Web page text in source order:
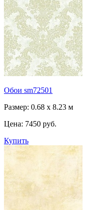
Обои sm72501
Размер: 0.68 x 8.23 м
Цена: 7450 руб.
Купить